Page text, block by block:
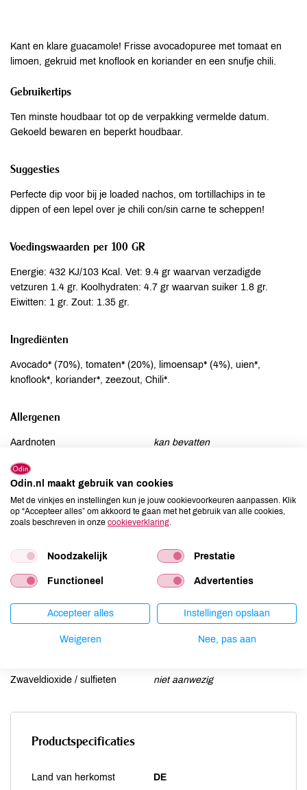
Kant en klare guacamole! Frisse avocadopuree met tomaat en
limoen, gekruid met knoflook en koriander en een snufje chili.
Gebruikertips
Ten minste houdbaar tot op de verpakking vermelde datum.
Gekoeld bewaren en beperkt houdbaar.
Suggesties
Perfecte dip voor bij je loaded nachos, om tortillachips in te
dippen of een lepel over je chili con/sin carne te scheppen!
Voedingswaarden per 100 GR
Energie: 432 KJ/103 Kcal. Vet: 9.4 gr waarvan verzadigde
vetzuren 1.4 gr. Koolhydraten: 4.7 gr waarvan suiker 1.8 gr.
Eiwitten: 1 gr. Zout: 1.35 gr.
Ingrediënten
Avocado* (70%), tomaten* (20%), limoensap* (4%), uien*,
knoflook*, koriander*, zeezout, Chili*.
Allergenen
Aardnoten
kan bevatten
Ei
Gluten
niet aanwezig
Lactose
niet aanwezig
Lupine
niet aanwezig
Noten
kan bevatten
Schaaldieren
kan bevatten
Selderij
niet aanwezig
Sesam
kan bevatten
Soja
niet aanwezig
niet aanwezig
Zwaveldioxide / sulfieten
niet aanwezig
Productspecificaties
Land van herkomst DE
Odin.nl maakt gebruik van cookies
Met de vinkjes en instellingen kun je jouw cookievoorkeuren aanpassen. Klik
op “Accepteer alles” om akkoord te gaan met het gebruik van alle cookies,
zoals beschreven in onze cookieverklaring.
Noodzakelijk Prestatie
Functioneel Advertenties
Accepteer alles Instellingen opslaan
Weigeren Nee, pas aan